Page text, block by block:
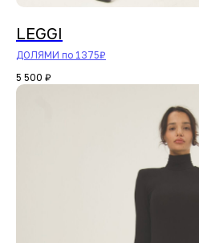
LEGGI
ДОЛЯМИ по 1375₽
5 500 ₽